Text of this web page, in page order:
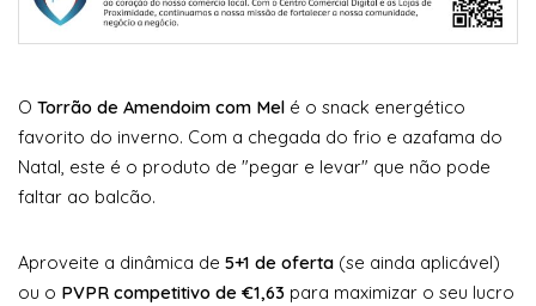
O Torrão de Amendoim com Mel é o snack energético
favorito do inverno. Com a chegada do frio e azafama do
Natal, este é o produto de "pegar e levar" que não pode
faltar ao balcão.
Aproveite a dinâmica de 5+1 de oferta (se ainda aplicável)
ou o PVPR competitivo de €1,63 para maximizar o seu lucro